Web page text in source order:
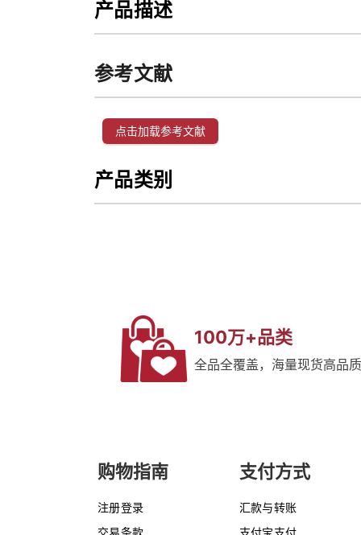
产品描述
参考文献
点击加载参考文献
产品类别
100万+品类
全品全覆盖，海量现货高品
购物指南
注册登录
交易条款
支付方式
汇款与转账
支付宝支付